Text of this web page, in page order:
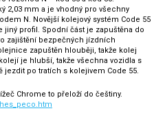
á
d
a
c
í
r
v
2,03 mm a je vhodný pro všechny
N. Novější kolejový systém Code 55
jiný profil. Spodní část je zapuštěna do
zajištění bezpečných jízdních
zapuštěn hlouběji, takže kolej
je hlubší, takže všechna vozidla s
po tratích s kolejivem Code 55.
Chrome to přeloží do češtiny.